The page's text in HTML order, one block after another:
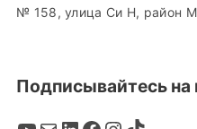
№ 158, улица Си Н, район
Подписывайтесь на